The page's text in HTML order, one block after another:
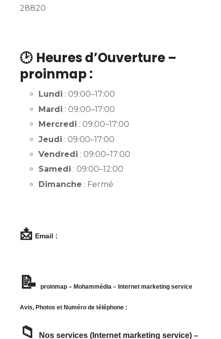
28820
🕑 Heures d’Ouverture –
proinmap :
Lundi : 09:00–17:00
Mardi : 09:00–17:00
Mercredi : 09:00–17:00
Jeudi : 09:00–17:00
Vendredi : 09:00–17:00
Samedi : 09:00–12:00
Dimanche : Fermé
📩 Email :
📝 proinmap – Mohammédia – Internet marketing service
Avis, Photos et Numéro de téléphone :
📁 Nos services (Internet marketing service) –